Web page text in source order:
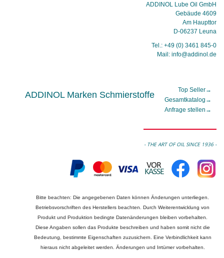
ADDINOL Lube Oil GmbH
Gebäude 4609
Am Haupttor
D-06237 Leuna
Tel.: +49 (0) 3461 845-0
Mail: info@addinol.de
ADDINOL Marken Schmierstoffe Top Seller→
Gesamtkatalog →
Anfrage stellen →
- THE ART OF OIL SINCE 1936 -
Bitte beachten: Die angegebenen Daten können Änderungen unterliegen.
Betriebsvorschriften des Herstellers beachten. Durch Weiterentwicklung von
Produkt und Produktion bedingte Datenänderungen bleiben vorbehalten.
Diese Angaben sollen das Produkte beschreiben und haben somit nicht die
Bedeutung, bestimmte Eigenschaften zuzusichern. Eine Verbindlichkeit kann
hieraus nicht abgeleitet werden. Änderungen und Irrtümer vorbehalten.